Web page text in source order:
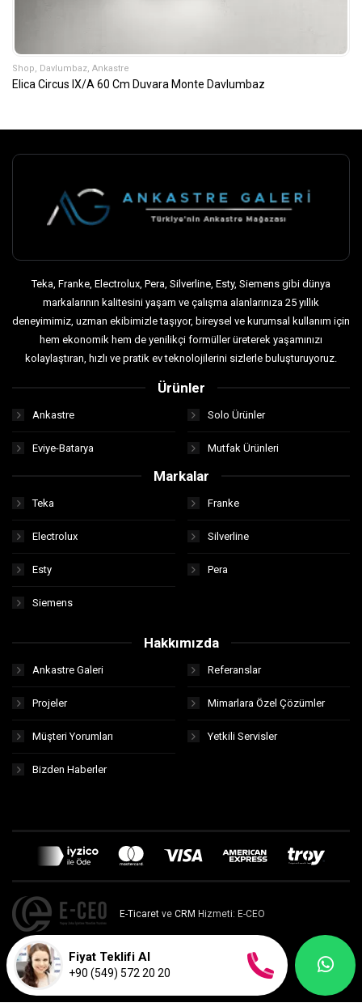
Shop, Davlumbaz, Ankastre
Elica Circus IX/A 60 Cm Duvara Monte Davlumbaz
Teka, Franke, Electrolux, Pera, Silverline, Esty, Siemens gibi dünya
markalarının kalitesini yaşam ve çalışma alanlarınıza 25 yıllık
deneyimimiz, uzman ekibimizle taşıyor, bireysel ve kurumsal kullanım için
hem ekonomik hem de yenilikçi formüller üreterek yaşamınızı
kolaylaştıran, hızlı ve pratik ev teknolojilerini sizlerle buluşturuyoruz.
Ürünler
Ankastre Solo Ürünler
Eviye-Batarya Mutfak Ürünleri
Markalar
Teka Franke
Electrolux Silverline
Esty Pera
Siemens
Hakkımızda
Ankastre Galeri Referanslar
Projeler Mimarlara Özel Çözümler
Müşteri Yorumları Yetkili Servisler
Bizden Haberler
E-Ticaret ve CRM Hizmeti: E-CEO
Fiyat Teklifi Al
+90 (549) 572 20 20